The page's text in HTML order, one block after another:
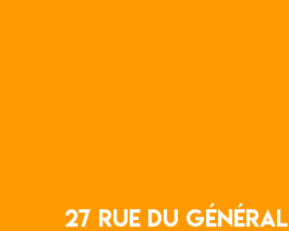
27 Rue du Général